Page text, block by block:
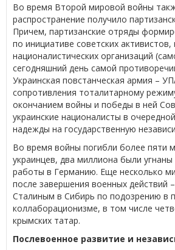
Во время Второй мировой войны
распространение получило
Причем, партизанские отряды
по инициативе советских
националистических организаций
сегодняшний день самой
Украинская повстанческая армия –
сопротивления тоталитарному
окончанием войны и победы в ней
украинские националисты в
надежды на государственную
Во время войны погибли более пяти
украинцев, два миллиона были
работы в Германию. Еще несколько
после завершения военных действий
Сталиным в Сибирь по подозрению в
коллаборационизме, в том числе
крымских татар.
Послевоенное развитие и